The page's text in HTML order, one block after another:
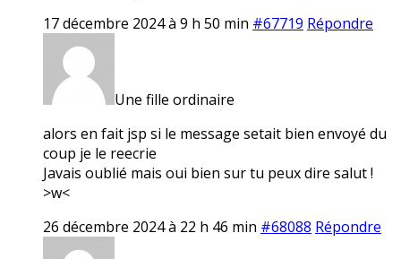
17 décembre 2024 à 9 h 50 min #67719 Répondre
Une fille ordinaire
alors en fait jsp si le message setait bien envoyé du
coup je le reecrie
Javais oublié mais oui bien sur tu peux dire salut !
>w<
26 décembre 2024 à 22 h 46 min #68088 Répondre